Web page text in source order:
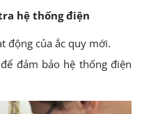
hệ thống điện
động của ắc quy mới.
đảm bảo hệ thống điện